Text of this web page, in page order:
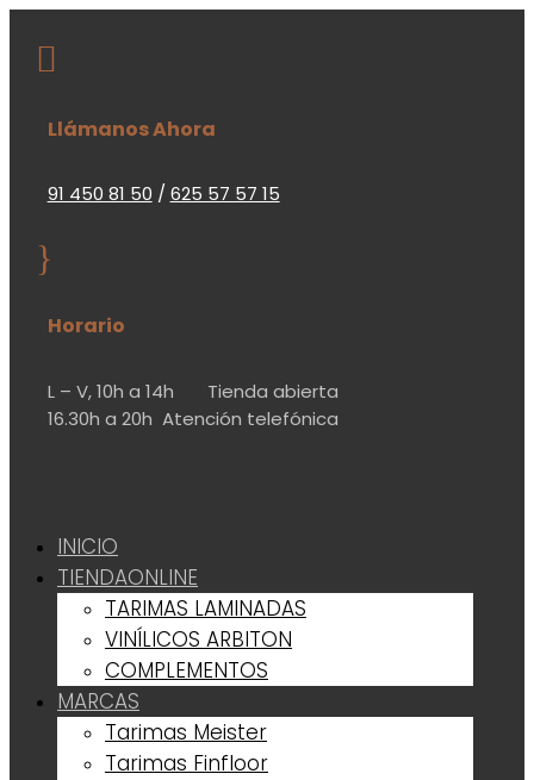

Llámanos Ahora
91 450 81 50 / 625 57 57 15
}
Horario
L – V,10h a 14h Tienda abierta
16.30h a 20h Atención telefónica
INICIO
TIENDAONLINE
TARIMAS LAMINADAS
VINÍLICOS ARBITON
COMPLEMENTOS
MARCAS
Tarimas Meister
Tarimas Finfloor